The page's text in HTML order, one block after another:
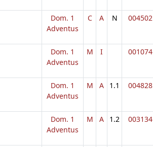
Dom. 1
Adventus
C A N 004502
Dom. 1
Adventus
M I 001074
Dom. 1
Adventus
M A 1.1 004828
Dom. 1
Adventus
M A 1.2 003134